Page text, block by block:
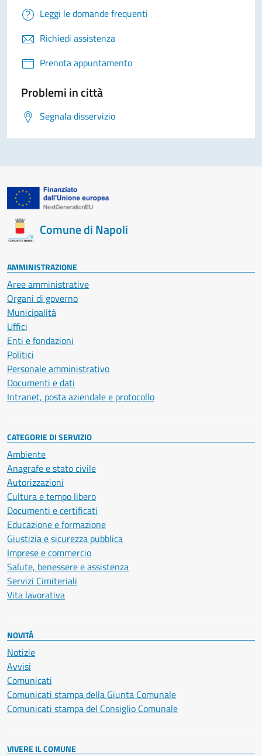
Leggi le domande frequenti
Richiedi assistenza
Prenota appuntamento
Problemi in città
Segnala disservizio
Comune di Napoli
AMMINISTRAZIONE
Aree amministrative
Organi di governo
Municipalità
Uffici
Enti e fondazioni
Politici
Personale amministrativo
Documenti e dati
Intranet, posta aziendale e protocollo
CATEGORIE DI SERVIZIO
Ambiente
Anagrafe e stato civile
Autorizzazioni
Cultura e tempo libero
Documenti e certificati
Educazione e formazione
Giustizia e sicurezza pubblica
Imprese e commercio
Salute, benessere e assistenza
Servizi Cimiteriali
Vita lavorativa
NOVITÀ
Notizie
Avvisi
Comunicati
Comunicati stampa della Giunta Comunale
Comunicati stampa del Consiglio Comunale
VIVERE IL COMUNE